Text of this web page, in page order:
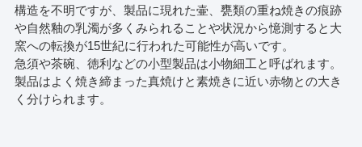
構造を不明ですが、製品に現れた壷、甕類の重ね焼きの痕跡
や自然釉の乳濁が多くみられることや状況から憶測すると大
窯への転換が15世紀に行われた可能性が高いです。
急須や茶碗、徳利などの小型製品は小物細工と呼ばれます。
製品はよく焼き締まった真焼けと素焼きに近い赤物との大き
く分けられます。